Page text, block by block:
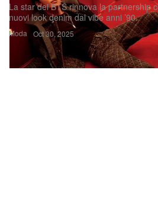
Moda
La star dei BTS rinnova la partnership
nuovi look denim dal vibe anni ’90.
Oct 30, 2025